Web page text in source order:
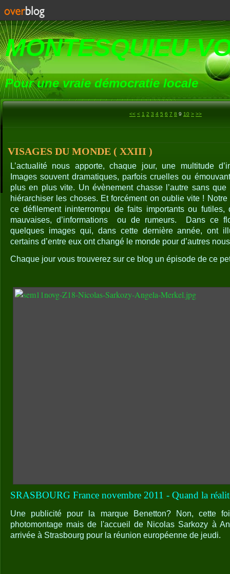
MONTESQUIEU-
Pour une vraie démocratie locale
<< < 1 2 3 4 5 6 7 8 9 10 20
30
> >>
VISAGES DU MONDE ( XXIII )
L’actualité nous apporte, chaque jour, une multitude
Images souvent dramatiques, parfois cruelles ou
plus en plus vite. Un évènement chasse l’autre sans
hiérarchiser les choses. Et forcément on oublie vite ! Notre
ce défilement ininterrompu de faits importants ou
mauvaises, d’informations
ou de rumeurs.
Dans ce
quelques images qui, dans cette dernière année, ont
certains d’entre eux ont changé le monde pour d’autres
Chaque jour vous trouverez sur ce blog un épisode de ce
SRASBOURG France novembre 2011 - Quand la
Une publicité pour la marque Benetton? Non, cette
photomontage mais de l'accueil de Nicolas Sarkozy à
arrivée à Strasbourg pour la réunion européenne de jeudi.